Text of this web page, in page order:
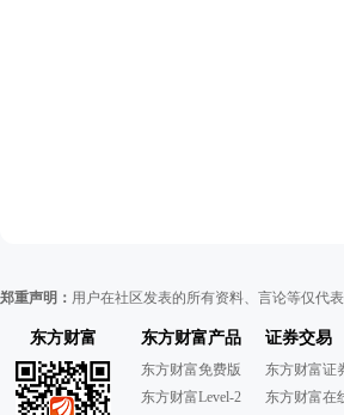
郑重声明： 用户在社区发表的所有资料、言论等仅代
东方财富 东方财富产品
东方财富免费版
东方财富Level-2
证券交易
东方财富证
东方财富在